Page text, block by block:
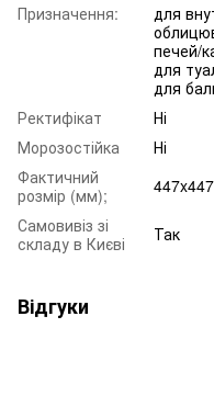
Призначення:
для
печей/
для
для
Ректифікат
Ні
Морозостійка
Ні
Фактичний
розмір (мм);
447x447
Самовивіз зі
складу в Києві
Так
Відгуки